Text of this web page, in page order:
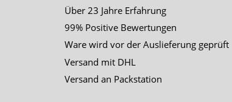
Über 23 Jahre Erfahrung
99% Positive Bewertungen
Ware wird vor der Auslieferung geprüft
Versand mit DHL
Versand an Packstation